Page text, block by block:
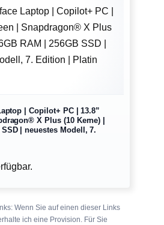
| Copilot+ PC | 13.8”
X Plus (10 Kerne) |
SSD | neuestes Modell, 7.
Wenn Sie auf einen dieser Links
ich eine Provision. Für Sie